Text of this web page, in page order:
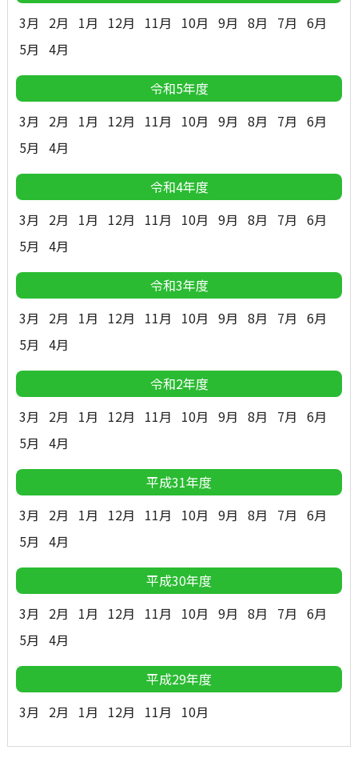
3月
2月 1月 12月 11月 10月 9月 8月 7月 6月
5月 4月
令和5年度
3月
2月 1月 12月 11月 10月 9月 8月 7月 6月
5月 4月
令和4年度
3月
2月 1月 12月 11月 10月 9月 8月 7月 6月
5月 4月
令和3年度
3月
2月 1月 12月 11月 10月 9月 8月 7月 6月
5月 4月
令和2年度
3月
2月 1月 12月 11月 10月 9月 8月 7月 6月
5月 4月
平成31年度
3月
2月 1月 12月 11月 10月 9月 8月 7月 6月
5月 4月
平成30年度
3月
2月 1月 12月 11月 10月 9月 8月 7月 6月
5月 4月
平成29年度
3月
2月 1月 12月 11月 10月